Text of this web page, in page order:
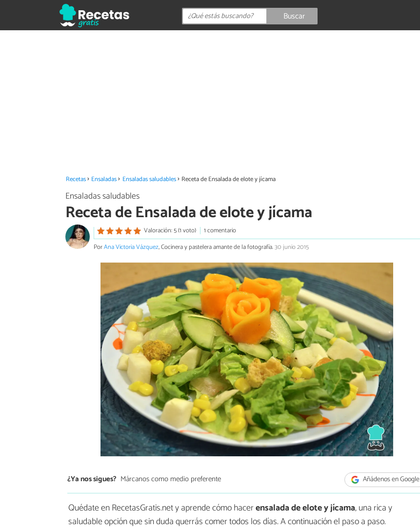
Buscar
Recetas Ensaladas Ensaladas saludables Receta de Ensalada de elote y jícama
Ensaladas saludables
Receta de Ensalada de elote y jícama
Valoración: 5 (1 voto)
1 comentario
PorAna Victoria Vázquez, Cocinera y pastelera amante de la fotografía.30 junio 2015
¿Ya nos sigues? Márcanos como medio preferente Añádenos en Google
Quédate en RecetasGratis.net y aprende cómo hacerensalada de elote y jícama, una rica y
saludable opción que sin duda querrás comer todos los días. A continuación el paso a paso.